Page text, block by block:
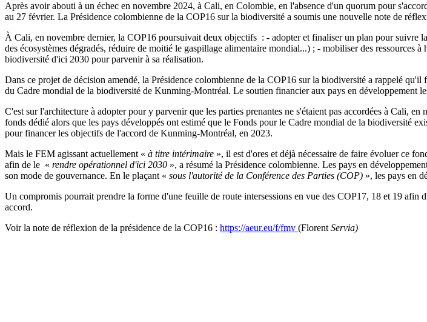
Après avoir abouti à un échec en novembre 2024, à Cali, en Colombie, en l'absence d'un quorum pour
au 27 février. La Présidence colombienne de la COP16 sur la biodiversité a soumis une nouvelle note de
À Cali, en novembre dernier, la COP16 poursuivait deux objectifs : - adopter et finaliser un plan pour
des écosystèmes dégradés, réduire de moitié le gaspillage alimentaire mondial...) ; - mobiliser des
biodiversité d'ici 2030 pour parvenir à sa réalisation.
Dans ce projet de décision amendé, la Présidence colombienne de la COP16 sur la biodiversité a rappelé
du Cadre mondial de la biodiversité de Kunming-Montréal. Le soutien financier aux pays en développement
C'est sur l'architecture à adopter pour y parvenir que les parties prenantes ne s'étaient pas accordées à Cali,
fonds dédié alors que les pays développés ont estimé que le Fonds pour le Cadre mondial de la biodiversité
pour financer les objectifs de l'accord de Kunming-Montréal, en 2023.
Mais le FEM agissant actuellement « à titre intérimaire », il est d'ores et déjà nécessaire de faire évoluer ce
afin de le « rendre opérationnel d'ici 2030 », a résumé la Présidence colombienne. Les pays en
son mode de gouvernance. En le plaçant « sous l'autorité de la Conférence des Parties (COP) », les pays en
Un compromis pourrait prendre la forme d'une feuille de route intersessions en vue des COP17, 18 et 19
accord.
Voir la note de réflexion de la présidence de la COP16 : https://aeur.eu/f/fmv (Florent Servia)